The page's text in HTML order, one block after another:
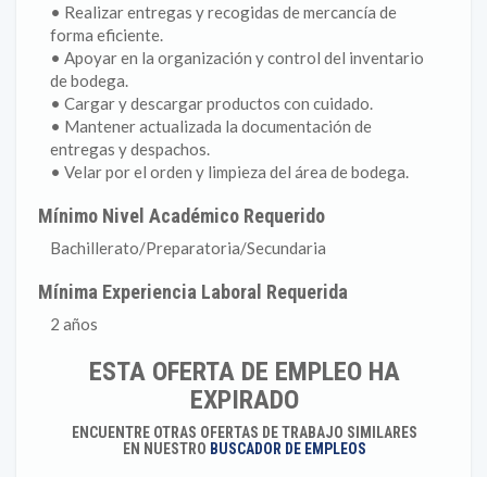
• Realizar entregas y recogidas de mercancía de
forma eficiente.
• Apoyar en la organización y control del inventario
de bodega.
• Cargar y descargar productos con cuidado.
• Mantener actualizada la documentación de
entregas y despachos.
• Velar por el orden y limpieza del área de bodega.
Mínimo Nivel Académico Requerido
Bachillerato/Preparatoria/Secundaria
Mínima Experiencia Laboral Requerida
2 años
ESTA OFERTA DE EMPLEO HA
EXPIRADO
ENCUENTRE OTRAS OFERTAS DE TRABAJO SIMILARES
EN NUESTRO BUSCADOR DE EMPLEOS